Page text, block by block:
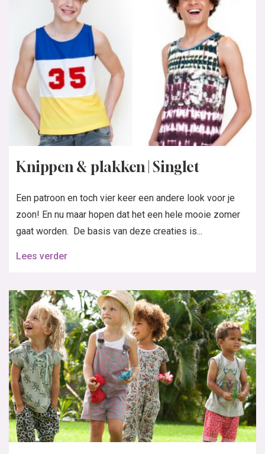
Knippen & plakken | Singlet
Een patroon en toch vier keer een andere look voor je
zoon! En nu maar hopen dat het een hele mooie zomer
gaat worden. De basis van deze creaties is...
Lees verder